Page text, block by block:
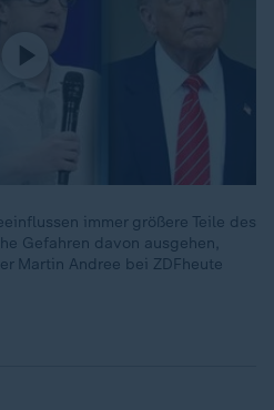
immer größere Teile des
Gefahren davon ausgehen,
Martin Andree bei ZDFheute